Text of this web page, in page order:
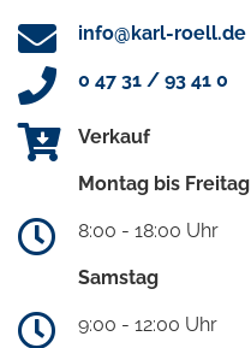
info@karl-roell.de
0 47 31 / 93 41 0
Verkauf
Montag bis Freitag
8:00 - 18:00 Uhr
Samstag
9:00 - 12:00 Uhr